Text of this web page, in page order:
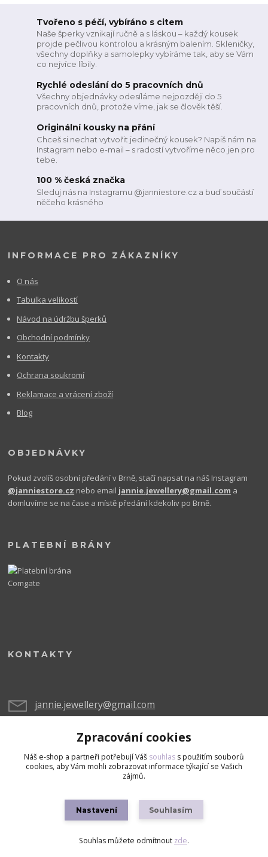
Tvořeno s péčí, vybíráno s citem
Naše šperky vznikají ručně a s láskou – každý kousek
projde pečlivou kontrolou a krásným balením. Skleničky,
všechny doplňky a samolepky vybíráme tak, aby se Vám
co nejvíce líbily.
Rychlé odeslání do 5 pracovních dnů
Všechny objednávky odesíláme nejpozději do 5
pracovních dnů, protože víme, jak se člověk těší.
Originální kousky na přání
Chceš si nechat vytvořit jedinečný kousek? Napiš nám na
Instagram nebo e-mail – s radostí vytvoříme něco jen pro
tebe.
100 % česká značka
Sleduj nás na Instagramu @janniestore.cz a buď součástí
něčeho krásného
INFORMACE PRO ZÁKAZNÍKY
O nás
Tabulka velikostí
Návod na údržbu šperků
Obchodní podmínky
Kontakty
Ochrana soukromí
Reklamace a vrácení zboží
Blog
OBJEDNÁVKY
Pokud zvolíš osobní předání v Brně, stačí napsat na náš Instagram
@janniestore.cz nebo email jannie.jewellery@gmail.com a
domluvíme se na čase a místě předání kdekoliv po Brně.
PLATEBNÍ BRÁNY
KONTAKTY
jannie.jewellery@gmail.com
Vytvořeno na
Eshop-rychle.cz
Zpracování cookies
Náš e-shop a partneři potřebují Váš souhlas s použitím souborů
cookies, aby Vám mohli zobrazovat informace týkající se Vašich
zájmů.
Nastavení Souhlasím
Souhlas můžete odmítnout zde.